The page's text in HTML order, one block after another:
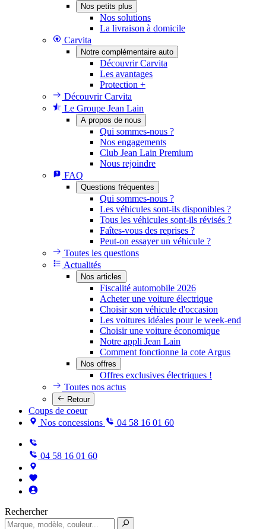
Nos petits plus
Nos solutions
La livraison à domicile
Carvita
Notre complémentaire auto
Découvrir Carvita
Les avantages
Protection +
Découvrir Carvita
Le Groupe Jean Lain
A propos de nous
Qui sommes-nous ?
Nos engagements
Club Jean Lain Premium
Nous rejoindre
FAQ
Questions fréquentes
Qui sommes-nous ?
Les véhicules sont-ils disponibles ?
Tous les véhicules sont-ils révisés ?
Faîtes-vous des reprises ?
Peut-on essayer un véhicule ?
Toutes les questions
Actualités
Nos articles
Fiscalité automobile 2026
Acheter une voiture électrique
Choisir son véhicule d'occasion
Les voitures idéales pour le week-end
Choisir une voiture économique
Notre appli Jean Lain
Comment fonctionne la cote Argus
Nos offres
Offres exclusives électriques !
Toutes nos actus
Retour
Coups de coeur
Nos concessions
04 58 16 01 60
04 58 16 01 60
Rechercher